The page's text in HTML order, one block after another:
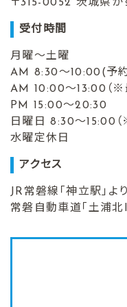
〒315-0052 茨城県か
受付時間
月曜～土曜
AM 8:30～10:00(予
AM 10:00～13:00（※
PM 15:00～20:30
日曜日 8:30～15:00
水曜定休日
アクセス
JR常磐線「神立駅」よ
常磐自動車道「土浦北